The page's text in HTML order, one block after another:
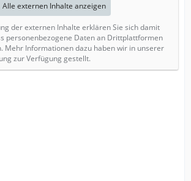
Alle externen Inhalte anzeigen
der externen Inhalte erklären Sie sich damit
personenbezogene Daten an Drittplattformen
Mehr Informationen dazu haben wir in unserer
zur Verfügung gestellt.